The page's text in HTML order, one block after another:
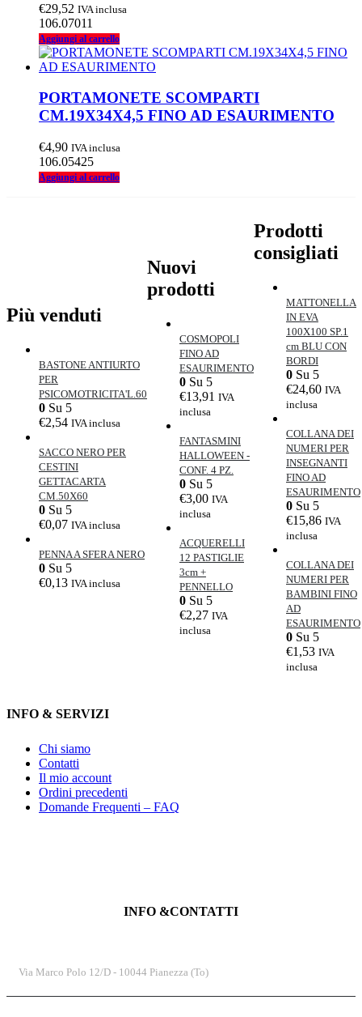
€29,52 IVA inclusa
106.07011
Aggiungi al carrello
PORTAMONETE SCOMPARTI
CM.19X34X4,5 FINO AD ESAURIMENTO
€4,90 IVA inclusa
106.05425
Aggiungi al carrello
Più venduti
BASTONE ANTIURTO
PER
PSICOMOTRICITA'L.60
0 Su 5
€2,54 IVA inclusa
SACCO NERO PER
CESTINI
GETTACARTA
CM.50X60
0 Su 5
€0,07 IVA inclusa
PENNA A SFERA NERO
0 Su 5
€0,13 IVA inclusa
Nuovi
prodotti
COSMOPOLI
FINO AD
ESAURIMENTO
0 Su 5
€13,91 IVA
inclusa
FANTASMINI
HALLOWEEN -
CONF. 4 PZ.
0 Su 5
€3,00 IVA
inclusa
ACQUERELLI
12 PASTIGLIE
3cm +
PENNELLO
0 Su 5
€2,27 IVA
inclusa
Prodotti
consigliati
MATTONELLA
IN EVA
100X100 SP.1
cm BLU CON
BORDI
0 Su 5
€24,60 IVA
inclusa
COLLANA DEI
NUMERI PER
INSEGNANTI
FINO AD
ESAURIMENTO
0 Su 5
€15,86 IVA
inclusa
COLLANA DEI
NUMERI PER
BAMBINI FINO
AD
ESAURIMENTO
0 Su 5
€1,53 IVA
inclusa
INFO & SERVIZI
Chi siamo
Contatti
Il mio account
Ordini precedenti
Domande Frequenti – FAQ
INFO &CONTATTI
Via Marco Polo 12/D - 10044 Pianezza (To)